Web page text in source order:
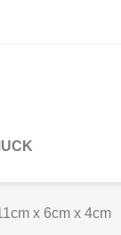
x 6cm x 4cm